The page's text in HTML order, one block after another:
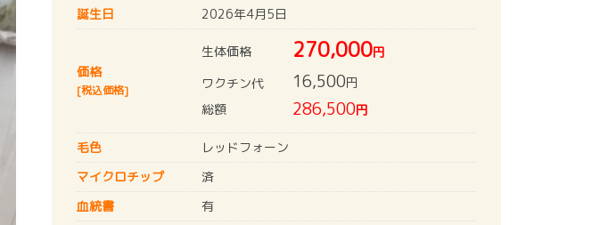
誕生日
2026年4月5日
価格
[税込価格]
生体価格 270,000円
ワクチン代
16,500円
総額
286,500円
毛色
レッドフォーン
マイクロチップ
済
血統書
有